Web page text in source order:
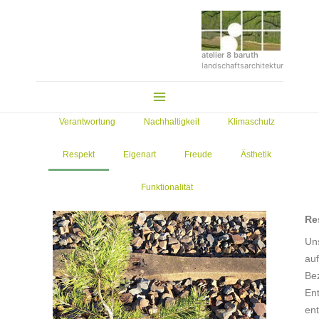
atelier 8 baruth
landschaftsarchitektur
Main
Menu
Verantwortung Nachhaltigkeit Klimaschutz
Respekt Eigenart Freude Ästhetik
Funktionalität